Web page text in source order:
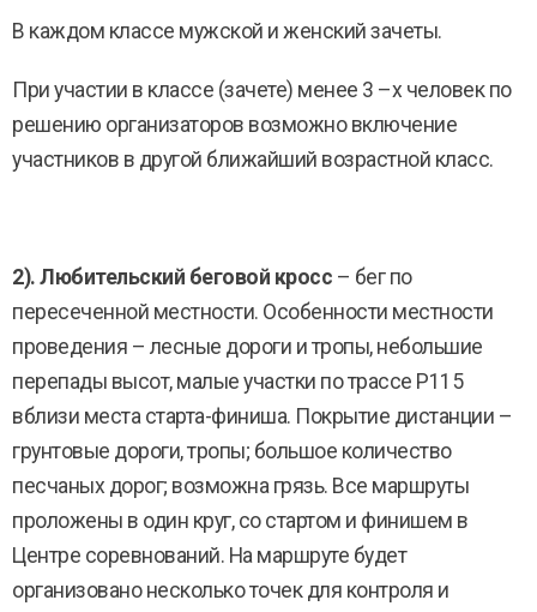
В каждом классе мужской и женский зачеты.
При участии в классе (зачете) менее 3 –х человек по
решению организаторов возможно включение
участников в другой ближайший возрастной класс.
2). Любительский беговой кросс – бег по
пересеченной местности. Особенности местности
проведения – лесные дороги и тропы, небольшие
перепады высот, малые участки по трассе Р115
вблизи места старта-финиша. Покрытие дистанции –
грунтовые дороги, тропы; большое количество
песчаных дорог; возможна грязь. Все маршруты
проложены в один круг, со стартом и финишем в
Центре соревнований. На маршруте будет
организовано несколько точек для контроля и